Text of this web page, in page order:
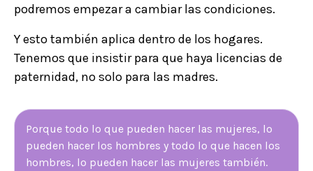
podremos empezar a cambiar las condiciones.
Y esto también aplica dentro de los hogares.
Tenemos que insistir para que haya licencias de
paternidad, no solo para las madres.
Porque todo lo que pueden hacer las mujeres, lo
pueden hacer los hombres y todo lo que hacen los
hombres, lo pueden hacer las mujeres también.